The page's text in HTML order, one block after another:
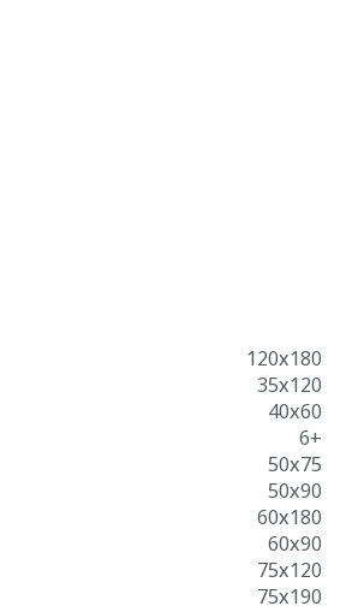
120x180
35x120
40x60
+6
50x75
50x90
60x180
60x90
75x120
75x190